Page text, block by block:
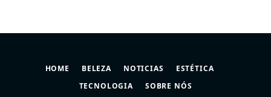
HOME BELEZA NOTICIAS
ESTÉTICA
TECNOLOGIA
SOBRE NÓS